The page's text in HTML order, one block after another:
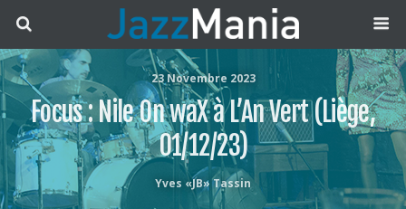
23 Novembre 2023
Focus : Nile On waX à L’An Vert (Liège,
01/12/23)
Yves «JB» Tassin